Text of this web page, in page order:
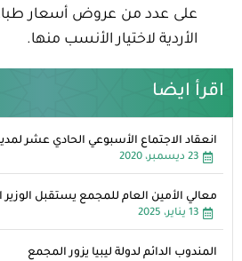
على عدد من عروض أسعار
الأردية لاختيار الأنسب منها.
اقرأ ايضا
انعقاد الاجتماع الأسبوعي الحادي عشر
23 ديسمبر، 2020
معالي الأمين العام للمجمع يستقبل الوزير
13 يناير، 2025
المندوب الدائم لدولة ليبيا يزور المجمع